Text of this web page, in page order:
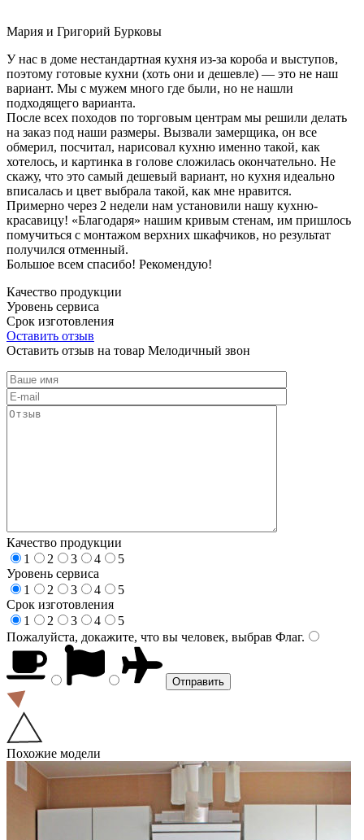
Мария и Григорий Бурковы
У нас в доме нестандартная кухня из-за короба и выступов,
поэтому готовые кухни (хоть они и дешевле) — это не наш
вариант. Мы с мужем много где были, но не нашли
подходящего варианта.
После всех походов по торговым центрам мы решили делать
на заказ под наши размеры. Вызвали замерщика, он все
обмерил, посчитал, нарисовал кухню именно такой, как
хотелось, и картинка в голове сложилась окончательно. Не
скажу, что это самый дешевый вариант, но кухня идеально
вписалась и цвет выбрала такой, как мне нравится.
Примерно через 2 недели нам установили нашу кухню-
красавицу! «Благодаря» нашим кривым стенам, им пришлось
помучиться с монтажом верхних шкафчиков, но результат
получился отменный.
Большое всем спасибо! Рекомендую!
Качество продукции
Уровень сервиса
Срок изготовления
Оставить отзыв
Оставить отзыв на товар Мелодичный звон
Качество продукции
1
2 3 4
5
Уровень сервиса
1
2 3 4
5
Срок изготовления
1
2 3 4
5
Пожалуйста, докажите, что вы человек, выбрав Флаг.
Похожие модели